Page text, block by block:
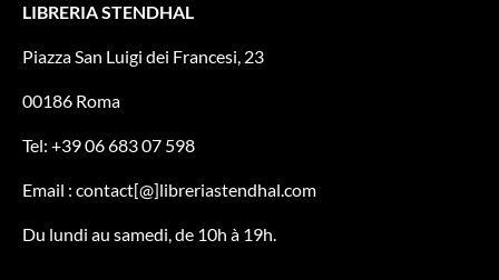
LIBRERIA STENDHAL
Piazza San Luigi dei Francesi, 23
00186 Roma
Tel: +39 06 683 07 598
Email : contact[@]libreriastendhal.com
Du lundi au samedi, de 10h à 19h.